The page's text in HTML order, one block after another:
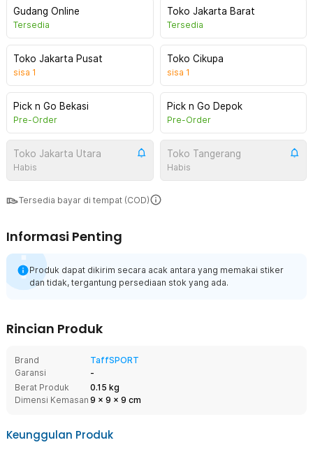
Gudang Online
Tersedia
Toko Jakarta Barat
Tersedia
Toko Jakarta Pusat
sisa 1
Toko Cikupa
sisa 1
Pick n Go Bekasi
Pre-Order
Pick n Go Depok
Pre-Order
Toko Jakarta Utara
Habis
Toko Tangerang
Habis
Tersedia bayar di tempat (COD)
Informasi Penting
Produk dapat dikirim secara acak antara yang memakai stiker
dan tidak, tergantung persediaan stok yang ada.
Rincian Produk
Brand
TaffSPORT
Garansi
-
Berat Produk
0.15 kg
Dimensi Kemasan 9 x 9 x 9 cm
Keunggulan Produk